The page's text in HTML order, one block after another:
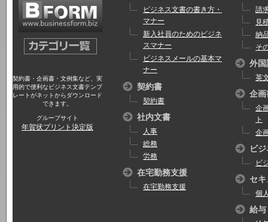
契約書・企画書・文例集など、実
用的で便利なビジネス文書テンプ
レートがネットからダウンロード
できます。
グループサイト
年賀状プリント決定版
ビジネス文書の書き方・
マナー
新入社員のためのビジネ
スマナー
ビジネスメールの基本マ
ナー
契約書
契約書
社内文書
人事
総務
労務
在宅勤務支援
在宅勤務支援
請
見
納
そ
外国
英
企画
企
ト
企
ビ
ビ
セ
個
給与